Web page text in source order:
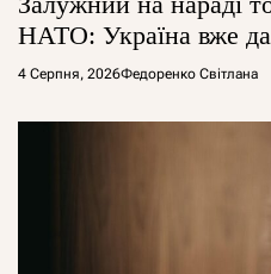
НАТО: Україна вже
4 Серпня, 2026Федоренко Світлана